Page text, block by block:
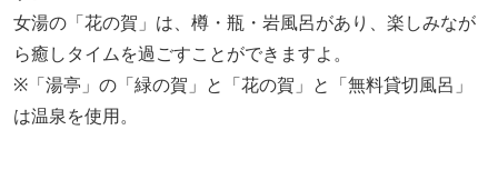
女湯の「花の賀」は、樽・瓶・岩風呂があり、楽しみなが
ら癒しタイムを過ごすことができますよ。
※「湯亭」の「緑の賀」と「花の賀」と「無料貸切風呂」
は温泉を使用。